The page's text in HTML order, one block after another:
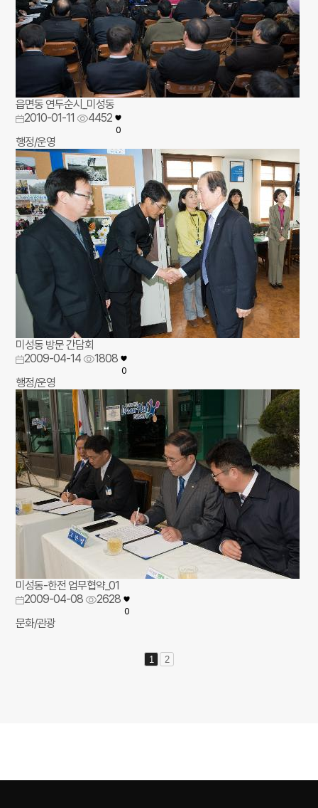
읍면동 연두순시_미성동
2010-01-11
4452
0
행정/운영
미성동 방문 간담회
2009-04-14
1808
0
행정/운영
미성동-한전 업무협약_01
2009-04-08
2628
0
문화/관광
1 2